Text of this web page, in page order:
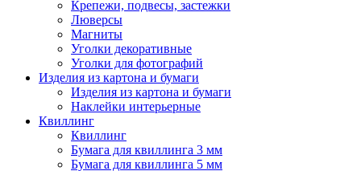
Крепежи, подвесы, застежки
Люверсы
Магниты
Уголки декоративные
Уголки для фотографий
Изделия из картона и бумаги
Изделия из картона и бумаги
Наклейки интерьерные
Квиллинг
Квиллинг
Бумага для квиллинга 3 мм
Бумага для квиллинга 5 мм